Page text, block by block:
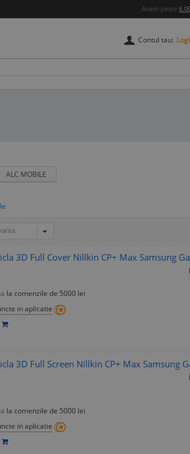
Avem peste
Contul tau:
ALC MOBILE
3D Full Cover Nillkin CP+ Max Samsung
la comenzile de 5000 lei
in aplicatie
3D Full Screen Nillkin CP+ Max Samsung
la comenzile de 5000 lei
in aplicatie